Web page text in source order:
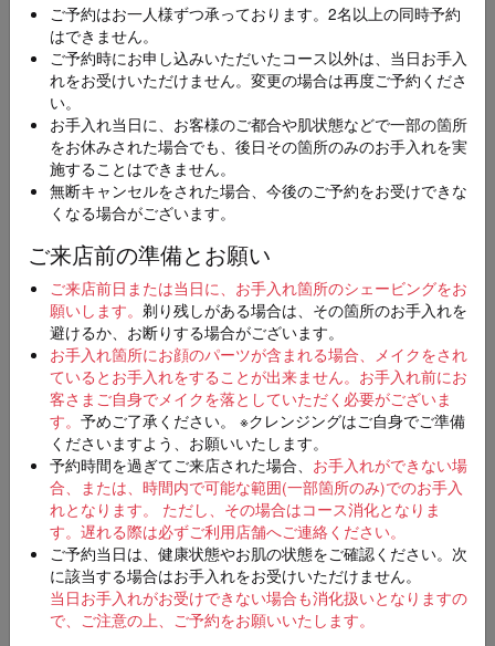
ご予約はお一人様ずつ承っております。2名以上の同時予約
はできません。
ご予約時にお申し込みいただいたコース以外は、当日お手入
れをお受けいただけません。変更の場合は再度ご予約くださ
い。
お手入れ当日に、お客様のご都合や肌状態などで一部の箇所
をお休みされた場合でも、後日その箇所のみのお手入れを実
施することはできません。
無断キャンセルをされた場合、今後のご予約をお受けできな
くなる場合がございます。
ご来店前の準備とお願い
ご来店前日または当日に、お手入れ箇所のシェービングをお
願いします。 剃り残しがある場合は、その箇所のお手入れを
避けるか、お断りする場合がございます。
お手入れ箇所にお顔のパーツが含まれる場合、メイクをされ
ているとお手入れをすることが出来ません。お手入れ前にお
客さまご自身でメイクを落としていただく必要がございま
す。 予めご了承ください。 ※クレンジングはご自身でご準備
くださいますよう、お願いいたします。
予約時間を過ぎてご来店された場合、 お手入れができない場
合、または、時間内で可能な範囲(一部箇所のみ)でのお手入
れとなります。 ただし、その場合はコース消化となりま
す。 遅れる際は必ずご利用店舗へご連絡ください。
ご予約当日は、健康状態やお肌の状態をご確認ください。次
に該当する場合はお手入れをお受けいただけません。
当日お手入れがお受けできない場合も消化扱いとなりますの
で、ご注意の上、ご予約をお願いいたします。
[100円CP]全身スキンケア美容脱毛コース(顔･襟足
付き)
必須 エリア
必須 店舗
必須 ご希望日時第一希望
第二希望（入力は任意）
第三希望（入力は任意）